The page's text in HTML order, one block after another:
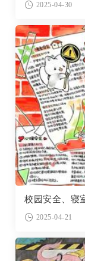
2025-04-30
校园安全、寝
2025-04-21